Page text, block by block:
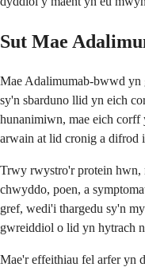
Sut Mae
Mae Adalimumab-bwwd
sy'n sbarduno llid yn eich
hunanimiwn, mae eich
arwain at lid cronig a difrod
Trwy rwystro'r protein hwn,
chwyddo, poen, a
gref, wedi'i thargedu sy'n
gwreiddiol o lid yn hytrach
Mae'r effeithiau fel arfer yn